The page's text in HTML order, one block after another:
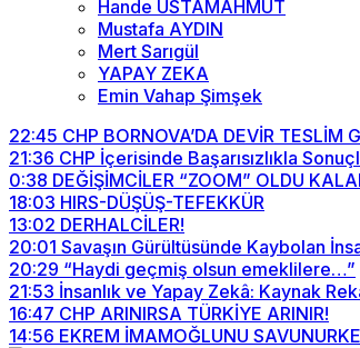
Hande USTAMAHMUT
Mustafa AYDIN
Mert Sarıgül
YAPAY ZEKA
Emin Vahap Şimşek
22:45 CHP BORNOVA’DA DEVİR TESLİM
21:36 CHP İçerisinde Başarısızlıkla
0:38 DEĞİŞİMCİLER “ZOOM” OLDU
18:03 HIRS-DÜŞÜŞ-TEFEKKÜR
13:02 DERHALCİLER!
20:01 Savaşın Gürültüsünde Kaybolan
20:29 “Haydi geçmiş olsun emeklilere…”
21:53 İnsanlık ve Yapay Zekâ: Kaynak
16:47 CHP ARINIRSA TÜRKİYE ARINIR!
14:56 EKREM İMAMOĞLUNU